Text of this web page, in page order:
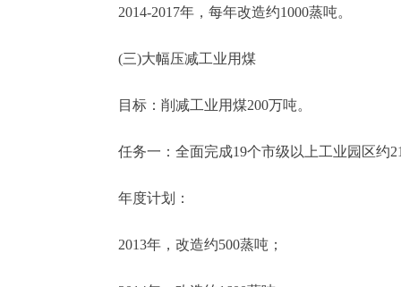
2014-2017年，每年改造约1000蒸吨。
(三)大幅压减工业用煤
目标：削减工业用煤200万吨。
任务一：全面完成19个市级以上工业园区约
年度计划：
2013年，改造约500蒸吨；